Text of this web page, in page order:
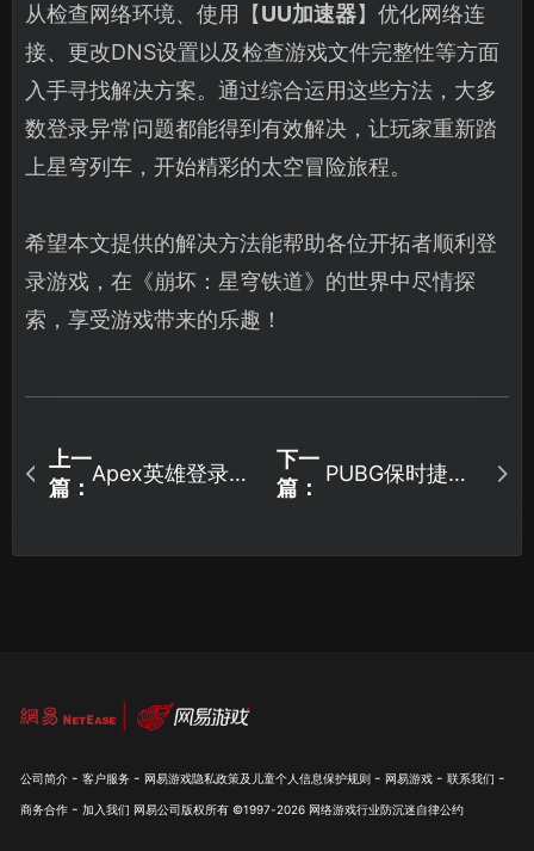
从检查网络环境、使用【UU加速器】优化网络连
接、更改DNS设置以及检查游戏文件完整性等方面
入手寻找解决方案。通过综合运用这些方法，大多
数登录异常问题都能得到有效解决，让玩家重新踏
上星穹列车，开始精彩的太空冒险旅程。
希望本文提供的解决方法能帮助各位开拓者顺利登
录游戏，在《崩坏：星穹铁道》的世界中尽情探
索，享受游戏带来的乐趣！
上一
篇：
Apex英雄登录界
下一
篇：
PUBG保时捷联
公司简介 - 客户服务 - 网易游戏隐私政策及儿童个人信息保护规则 - 网易游戏 - 联系我们 -
商务合作 - 加入我们 网易公司版权所有 ©1997-2026 网络游戏行业防沉迷自律公约